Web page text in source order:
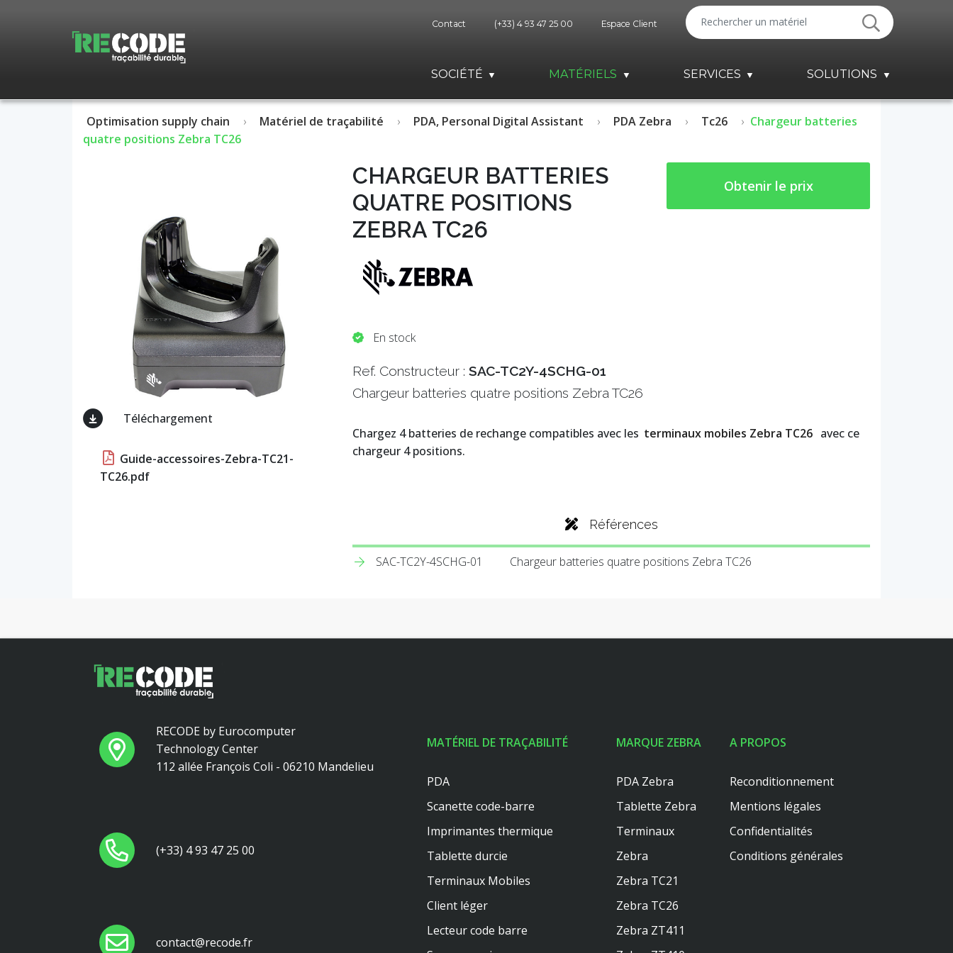
Contact (+33) 4 93 47 25 00 Espace Client
SOCIÉTÉ MATÉRIELS SERVICES SOLUTIONS
Optimisation supply chain Matériel de traçabilité PDA, Personal Digital Assistant PDA Zebra Tc26
Chargeur batteries
quatre positions Zebra TC26
Téléchargement
Guide-accessoires-Zebra-TC21-
TC26.pdf
CHARGEUR BATTERIES
QUATRE POSITIONS
ZEBRA TC26
Obtenir le prix
En stock
Ref. Constructeur : SAC-TC2Y-4SCHG-01
Chargeur batteries quatre positions Zebra TC26
Chargez 4 batteries de rechange compatibles avec les terminaux mobiles Zebra TC26 avec ce
chargeur 4 positions.
Références
SAC-TC2Y-4SCHG-01 Chargeur batteries quatre positions Zebra TC26
RECODE by Eurocomputer
Technology Center
112 allée François Coli - 06210 Mandelieu
(+33) 4 93 47 25 00
contact@recode.fr
MATÉRIEL DE TRAÇABILITÉ
PDA
Scanette code-barre
Imprimantes thermique
Tablette durcie
Terminaux Mobiles
Client léger
Lecteur code barre
MARQUE ZEBRA
PDA Zebra
Tablette Zebra
Terminaux
Zebra
Zebra TC21
Zebra TC26
Zebra ZT411
A PROPOS
Reconditionnement
Mentions légales
Confidentialités
Conditions générales